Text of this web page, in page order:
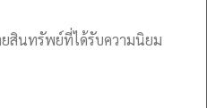
ยสินทรัพย์ที่ได้รับความนิยม